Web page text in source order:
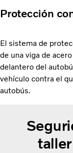
Protección
El sistema de
de una viga de
delantero del
vehículo contra el
autobús.